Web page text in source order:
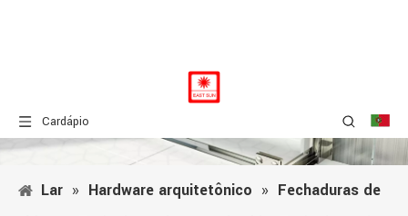
Cardápio
Lar » Hardware arquitetônico » Fechaduras de